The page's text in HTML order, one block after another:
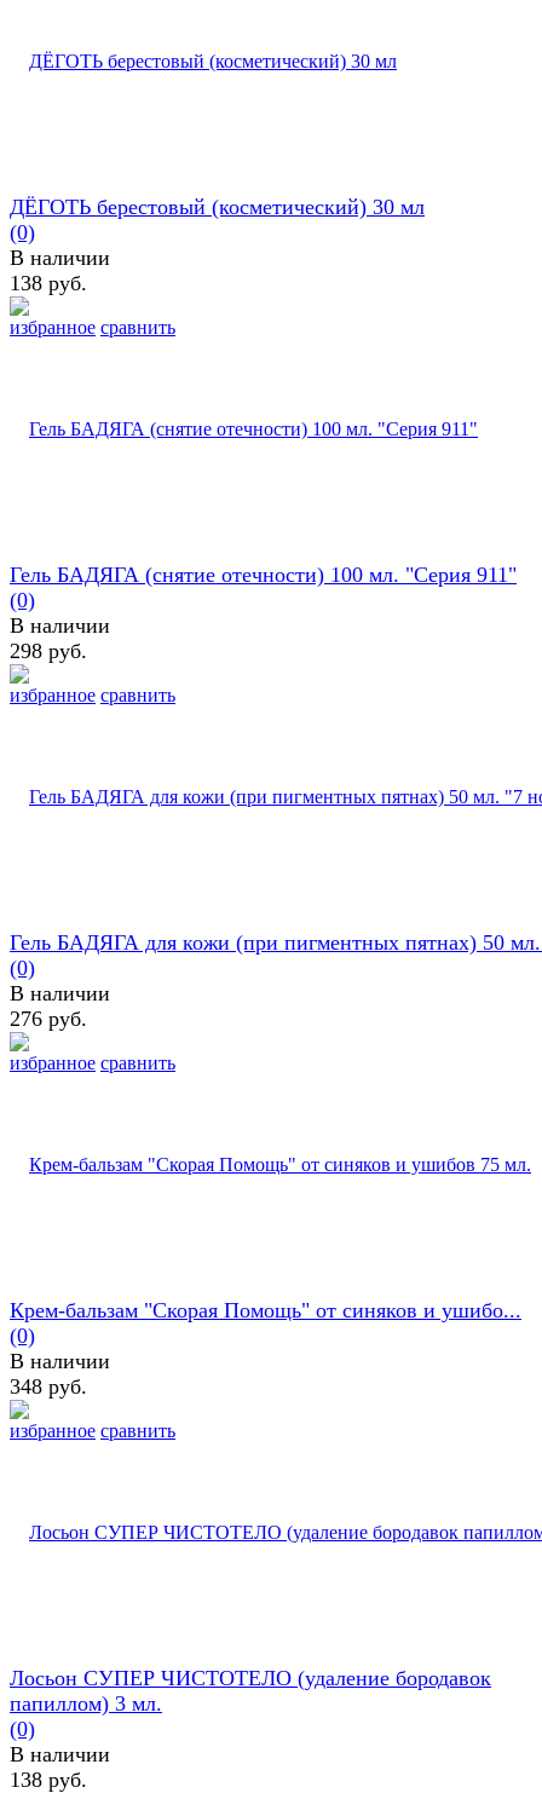
избранное сравнить
ДЁГОТЬ берестовый (косметический) 30 мл
(0)
В наличии
138 руб.
избранное сравнить
Гель БАДЯГА (снятие отечности) 100 мл. "Серия 911"
(0)
В наличии
298 руб.
избранное сравнить
Гель БАДЯГА для кожи (при пигментных пятнах) 50
(0)
В наличии
276 руб.
избранное сравнить
Крем-бальзам "Скорая Помощь" от синяков и ушибо...
(0)
В наличии
348 руб.
Лосьон СУПЕР ЧИСТОТЕЛО (удаление бородавок
папиллом) 3 мл.
(0)
В наличии
138 руб.